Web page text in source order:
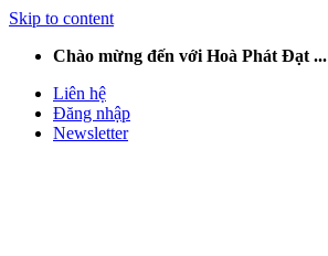
Skip to content
Chào mừng đến với Hoà Phát Đạt ...
Liên hệ
Đăng nhập
Newsletter